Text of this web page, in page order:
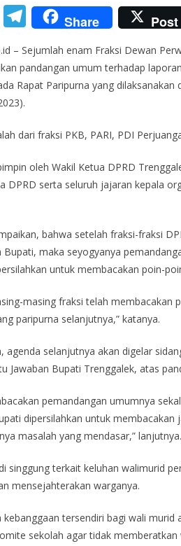
Li
n
T
el
e
gr
m
Share Post
– Sejumlah enam Fraksi Dewan
pandangan umum terhadap
Rapat Paripurna yang
dari fraksi PKB, PARI, PDI
oleh Wakil Ketua DPRD
DPRD serta seluruh jajaran kepala
bahwa setelah fraksi-fraksi
maka seyogyanya
untuk membacakan poin-
masing fraksi telah membacakan
paripurna selanjutnya,” katanya.
agenda selanjutnya akan digelar
Jawaban Bupati Trenggalek, atas
pemandangan umumnya
dipersilahkan untuk
masalah yang mendasar,” lanjutnya.
singgung terkait keluhan walimurid
mensejahterakan warganya.
kebanggaan tersendiri bagi wali
sekolah agar tidak memberatkan